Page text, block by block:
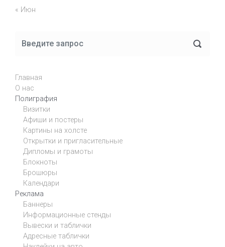
« Июн
Главная
О нас
Полиграфия
Визитки
Афиши и постеры
Картины на холсте
Открытки и пригласительные
Дипломы и грамоты
Блокноты
Брошюры
Календари
Реклама
Баннеры
Информационные стенды
Вывески и таблички
Адресные таблички